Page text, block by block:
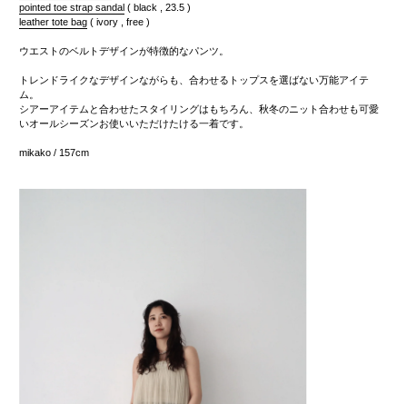
pointed toe strap sandal ( black , 23.5 )
leather tote bag ( ivory , free )
ウエストのベルトデザインが特徴的なパンツ。
トレンドライクなデザインながらも、合わせるトップスを選ばない万能アイテ
ム。
シアーアイテムと合わせたスタイリングはもちろん、秋冬のニット合わせも可愛
いオールシーズンお使いいただけたける一着です。
mikako / 157cm